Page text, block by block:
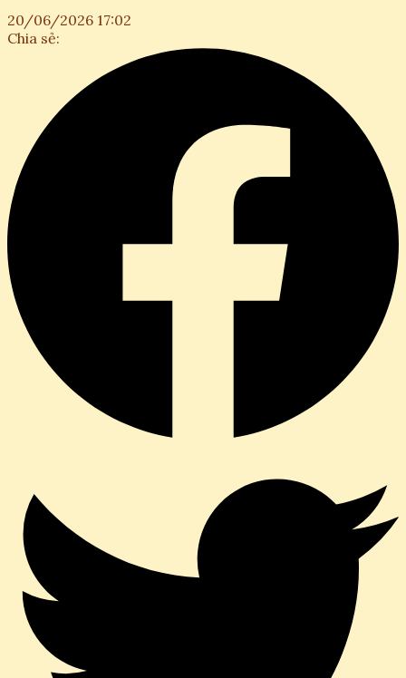
20/06/2026 17:02
Chia sẻ: